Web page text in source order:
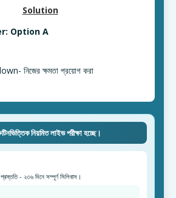
Solution
Option A
নিজের ক্ষমতা প্রয়োগ করা
নিয়মিত লাইভ পরীক্ষা হচ্ছে।
- ২৩৬ দিনে সম্পূর্ণ সিলিবাস।